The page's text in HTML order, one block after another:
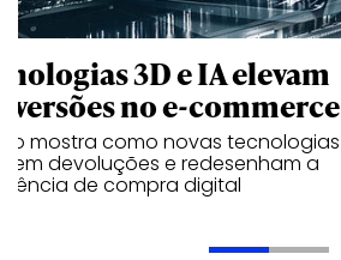
3D e IA elevam
no e-commerce
mostra como novas tecnologias
devoluções e redesenham a
de compra digital